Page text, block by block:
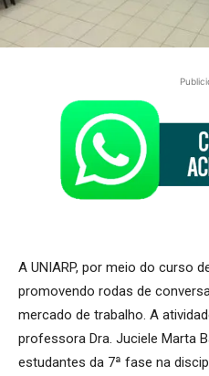
A UNIARP, por meio do curso
promovendo rodas de
mercado de trabalho. A
professora Dra. Juciele Marta
estudantes da 7ª fase na